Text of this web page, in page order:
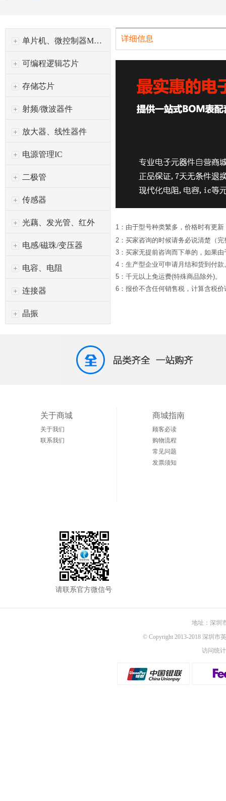
单片机、微控制器MCU
可编程逻辑芯片
存储芯片
射频/微波器件
放大器、线性器件
电源管理IC
二极管
传感器
光藕、发光管、红外
电感/磁珠/变压器
电容、电阻
连接器
晶振
详细信息
1：由于型号种类繁多，价格时有更
2：买家咨询的时候请务必说清楚（
3：买家无提前咨询而下单的，如果
4：生产型企业可申请月结和货到付款
5：千元以上免运费(特殊商品除外)。
6：报价不含任何销售税，计算含税价
关于商城
关于我们
联系我们
商城指南
顾客必读
购物流程
常见问题
发票须知
请联系官方微信号
地址：深圳
© Copyright 2013-2018 深圳市
访问统